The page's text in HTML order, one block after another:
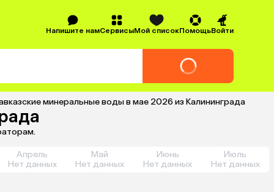
Напишите намСервисыМой списокПомощьВойти
минеральные воды в мае 2026 из Калининграда
Апрель
Нет данных
Май
Нет данных
Июнь
Нет данных
Июль
Нет данных